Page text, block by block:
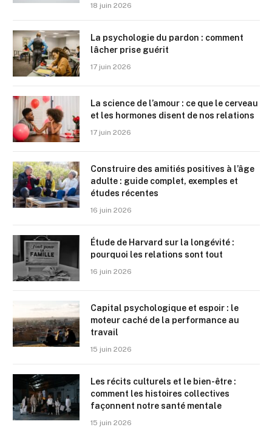
18 juin 2026
La psychologie du pardon : comment
lâcher prise guérit
17 juin 2026
La science de l’amour : ce que le cerveau
et les hormones disent de nos relations
17 juin 2026
Construire des amitiés positives à l’âge
adulte : guide complet, exemples et
études récentes
16 juin 2026
Étude de Harvard sur la longévité :
pourquoi les relations sont tout
16 juin 2026
Capital psychologique et espoir : le
moteur caché de la performance au
travail
15 juin 2026
Les récits culturels et le bien-être :
comment les histoires collectives
façonnent notre santé mentale
15 juin 2026